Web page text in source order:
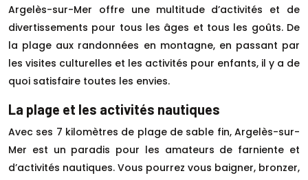
Argelès-sur-Mer offre une multitude d’activités et de
divertissements pour tous les âges et tous les goûts. De
la plage aux randonnées en montagne, en passant par
les visites culturelles et les activités pour enfants, il y a de
quoi satisfaire toutes les envies.
La plage et les activités nautiques
Avec ses 7 kilomètres de plage de sable fin, Argelès-sur-
Mer est un paradis pour les amateurs de farniente et
d’activités nautiques. Vous pourrez vous baigner, bronzer,